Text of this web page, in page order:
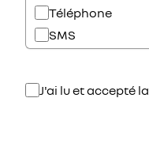
Téléphone
SMS
J'ai lu et accepté la